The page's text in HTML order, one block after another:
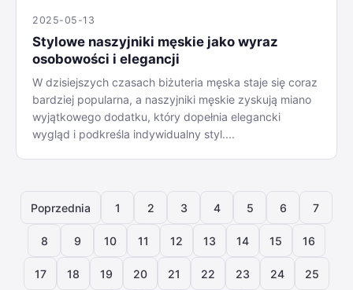
2025-05-13
Stylowe naszyjniki męskie jako wyraz
osobowości i elegancji
W dzisiejszych czasach biżuteria męska staje się coraz
bardziej popularna, a naszyjniki męskie zyskują miano
wyjątkowego dodatku, który dopełnia elegancki
wygląd i podkreśla indywidualny styl....
Poprzednia 1 2 3 4 5 6 7
8 9 10 11 12 13 14 15 16
17 18 19 20 21 22 23 24 25